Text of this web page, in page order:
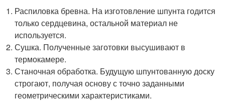
Распиловка бревна. На изготовление шпунта годится
только сердцевина, остальной материал не
используется.
Сушка. Полученные заготовки высушивают в
термокамере.
Станочная обработка. Будущую шпунтованную доску
строгают, получая основу с точно заданными
геометрическими характеристиками.